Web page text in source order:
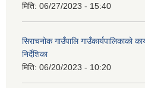
मिति: 06/27/2023 - 15:40
सिराचनोक गाउँपालि गाउँकार्यपालिकाको
निर्देशिका
मिति: 06/20/2023 - 10:20